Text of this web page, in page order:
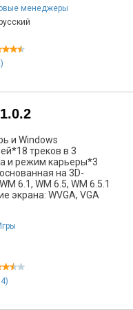
менеджеры
и Windows
треков в 3
и режим карьеры*3
на 3D-
6.1, WM 6.5, WM 6.5.1
экрана: WVGA, VGA